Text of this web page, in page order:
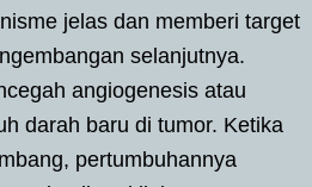
jelas dan memberi target
selanjutnya.
angiogenesis atau
darah baru di tumor. Ketika
pertumbuhannya